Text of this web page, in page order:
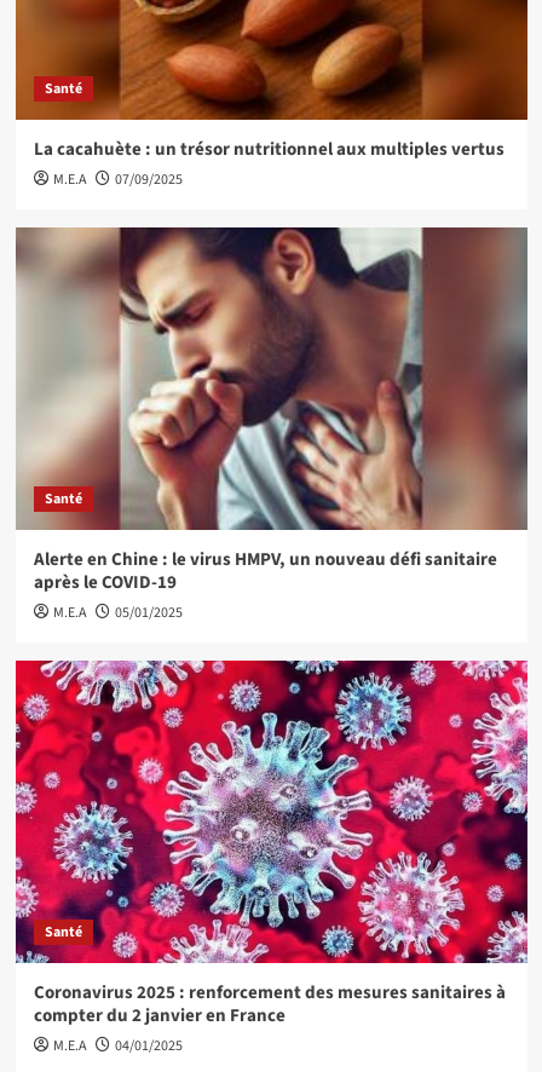
Santé
La cacahuète : un trésor nutritionnel aux multiples vertus
M.E.A 07/09/2025
Santé
Alerte en Chine : le virus HMPV, un nouveau défi sanitaire
après le COVID-19
M.E.A 05/01/2025
Santé
Coronavirus 2025 : renforcement des mesures sanitaires à
compter du 2 janvier en France
M.E.A 04/01/2025